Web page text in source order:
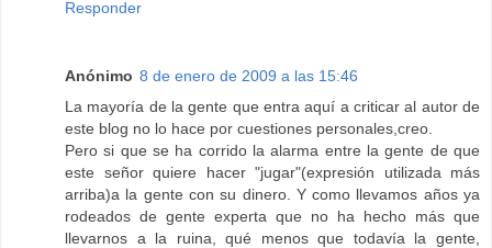
Responder
Anónimo 8 de enero de 2009 a las 15:46
La mayoría de la gente que entra aquí a criticar al autor de
este blog no lo hace por cuestiones personales,creo.
Pero si que se ha corrido la alarma entre la gente de que
este señor quiere hacer "jugar"(expresión utilizada más
arriba)a la gente con su dinero. Y como llevamos años ya
rodeados de gente experta que no ha hecho más que
llevarnos a la ruina, qué menos que todavía la gente,